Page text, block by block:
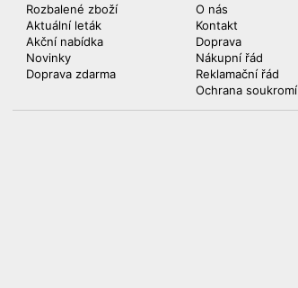
Rozbalené zboží
Aktuální leták
Akční nabídka
Novinky
Doprava zdarma
O nás
Kontakt
Doprava
Nákupní řád
Reklamační řád
Ochrana soukromí